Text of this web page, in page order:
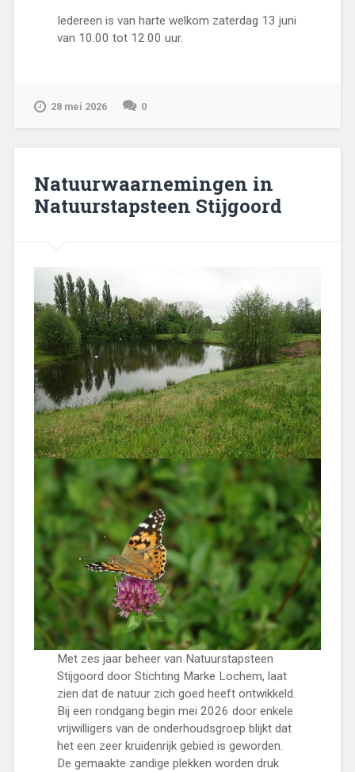
Iedereen is van harte welkom zaterdag 13 juni
van 10.00 tot 12.00 uur.
28 mei 2026 0
Natuurwaarnemingen in
Natuurstapsteen Stijgoord
Met zes jaar beheer van Natuurstapsteen
Stijgoord door Stichting Marke Lochem, laat
zien dat de natuur zich goed heeft ontwikkeld.
Bij een rondgang begin mei 2026 door enkele
vrijwilligers van de onderhoudsgroep blijkt dat
het een zeer kruidenrijk gebied is geworden.
De gemaakte zandige plekken worden druk